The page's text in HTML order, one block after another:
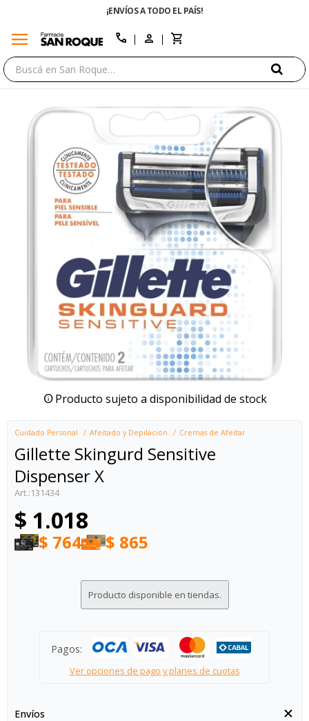
¡ENVÍOS A TODO EL PAÍS!
menu call
Producto sujeto a disponibilidad de stock
Cuidado Personal Afeitado y Depilación Cremas de Afeitar
Gillette Skingurd Sensitive
Dispenser X
131434
$ 1.018
$ 764 $ 865
Producto disponible en tiendas.
Pagos:
Ver opciones de pago y planes de cuotas
Envíos
close